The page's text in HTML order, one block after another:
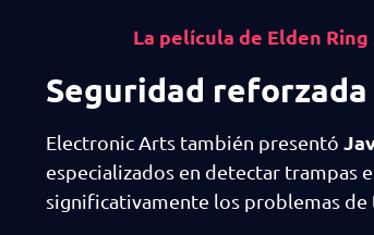
La película de Elden
Seguridad
Electronic Arts también presentó
especializados en detectar trampas
significativamente los problemas